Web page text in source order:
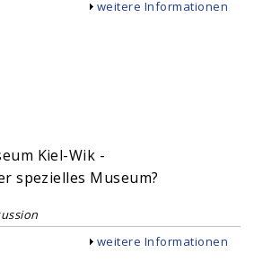
Anzeigen
weitere Informationen
Kiel-Wik -
spezielles Museum?
Anzeigen
weitere Informationen